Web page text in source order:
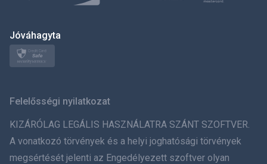
Polski
ภาษาไทย
简体中文
Jóváhagyta
Felelősségi nyilatkozat
KIZÁRÓLAG LEGÁLIS HASZNÁLATRA SZÁNT SZOFTVER.
A vonatkozó törvények és a helyi joghatósági törvények
megsértését jelenti az Engedélyezett szoftver olyan